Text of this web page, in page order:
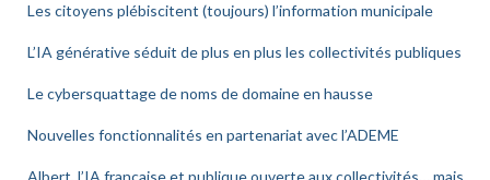
Les citoyens plébiscitent (toujours) l’information municipale
L’IA générative séduit de plus en plus les collectivités publiques
Le cybersquattage de noms de domaine en hausse
Nouvelles fonctionnalités en partenariat avec l’ADEME
Albert, l’IA française et publique ouverte aux collectivités… mais